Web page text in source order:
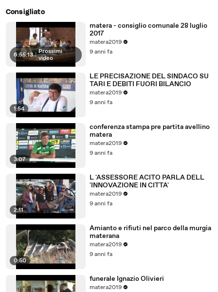
Consigliato
6:55:13 | Prossimi
video
matera - consiglio comunale 28 luglio
2017
matera2019
9 anni fa
1:54
LE PRECISAZIONE DEL SINDACO SU
TARI E DEBITI FUORI BILANCIO
matera2019
9 anni fa
3:07
conferenza stampa pre partita avellino
matera
matera2019
9 anni fa
2:11
L 'ASSESSORE ACITO PARLA DELL
'INNOVAZIONE IN CITTA'
matera2019
9 anni fa
0:50
Amianto e rifiuti nel parco della murgia
materana
matera2019
9 anni fa
funerale Ignazio Olivieri
matera2019